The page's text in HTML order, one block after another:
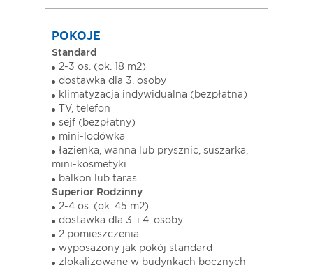
POKOJE
Standard
2-3 os. (ok. 18 m2)
dostawka dla 3. osoby
klimatyzacja indywidualna (bezpłatna)
TV, telefon
sejf (bezpłatny)
mini-lodówka
łazienka, wanna lub prysznic, suszarka,
mini-kosmetyki
balkon lub taras
Superior Rodzinny
2-4 os. (ok. 45 m2)
dostawka dla 3. i 4. osoby
2 pomieszczenia
wyposażony jak pokój standard
zlokalizowane w budynkach bocznych